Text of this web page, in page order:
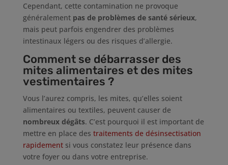
Cependant, cette contamination ne provoque
généralementpas de problèmes de santé sérieux,
mais peut parfois engendrer des problèmes
intestinaux légers ou des risques d’allergie.
Comment se débarrasser des
mites alimentaires et des mites
vestimentaires ?
Vous l’aurez compris, les mites, qu’elles soient
alimentaires ou textiles, peuvent causer de
nombreux dégâts. C’est pourquoi il est important de
mettre en place des traitements de désinsectisation
rapidementsi vous constatez leur présence dans
votre foyer ou dans votre entreprise.